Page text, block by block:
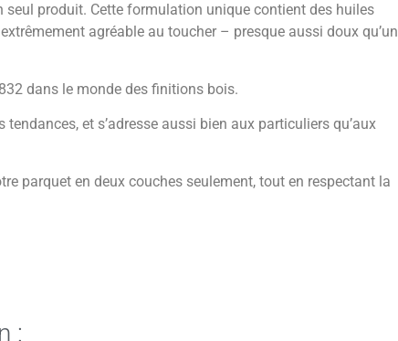
seul produit. Cette formulation unique contient des huiles
agréable au toucher – presque aussi doux qu’un
dans le monde des finitions bois.
et s’adresse aussi bien aux particuliers qu’aux
parquet en deux couches seulement, tout en respectant la
: